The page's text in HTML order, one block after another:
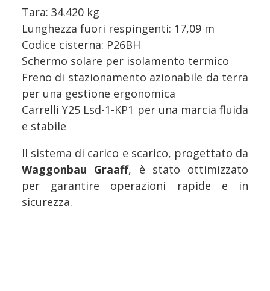
Tara: 34.420 kg
Lunghezza fuori respingenti: 17,09 m
Codice cisterna: P26BH
Schermo solare per isolamento termico
Freno di stazionamento azionabile da terra
per una gestione ergonomica
Carrelli Y25 Lsd-1-KP1 per una marcia fluida
e stabile
Il sistema di carico e scarico, progettato da
Waggonbau Graaff, è stato ottimizzato
per garantire operazioni rapide e in
sicurezza.